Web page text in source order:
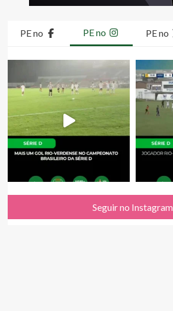
PE no PE no PE no
Seguir no Instagram